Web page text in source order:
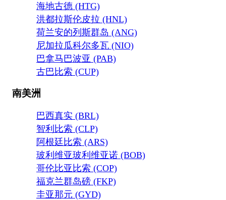
海地古德 (HTG)
洪都拉斯伦皮拉 (HNL)
荷兰安的列斯群岛 (ANG)
尼加拉瓜科尔多瓦 (NIO)
巴拿马巴波亚 (PAB)
古巴比索 (CUP)
南美洲
巴西真实 (BRL)
智利比索 (CLP)
阿根廷比索 (ARS)
玻利维亚玻利维亚诺 (BOB)
哥伦比亚比索 (COP)
福克兰群岛磅 (FKP)
圭亚那元 (GYD)